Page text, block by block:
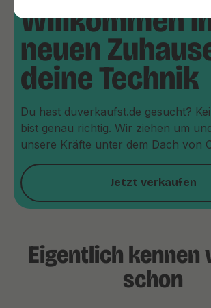
Willkommen
neuen
deine Technik
Du hast duverkaufst.de gesucht?
bist genau richtig. Wir ziehen um
unsere Kräfte unter dem Dach von
Jetzt verkaufen
Eigentlich kennen
schon